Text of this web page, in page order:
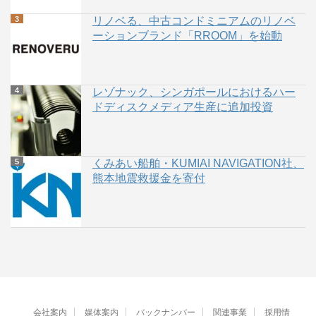
リノベる、中古コンドミニアムのリノベ
ーションブランド「RROOM」を始動
レゾナック、シンガポールにおけるハー
ドディスクメディア生産に追加投資
くみあい船舶・KUMIAI NAVIGATION社、
熊本地震救援金を寄付
会社案内 媒体案内 バックナンバー 関連事業 採用情